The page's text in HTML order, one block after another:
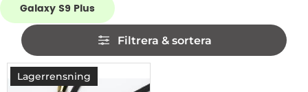
Galaxy S9 Plus
Hoppa
över
filtersektionen
Filtrera & sortera
Filtrera & sortera
produktlista
Lagerrensning